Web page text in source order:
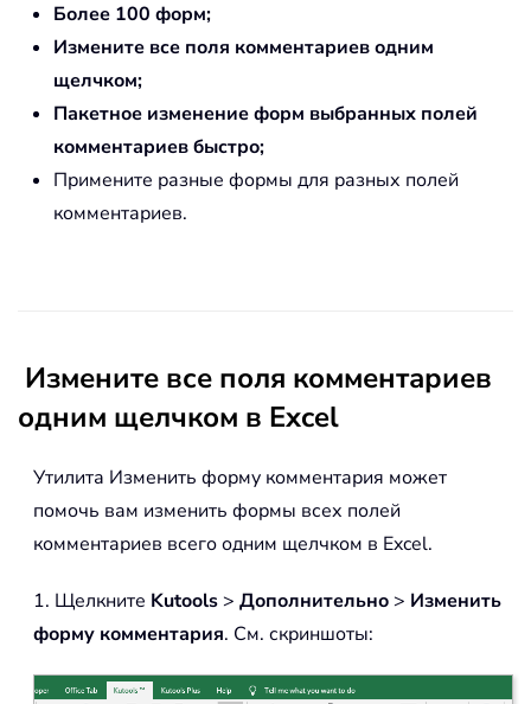
Более 100 форм;
Измените все поля комментариев одним
щелчком;
Пакетное изменение форм выбранных полей
комментариев быстро;
Примените разные формы для разных полей
комментариев.
Измените все поля комментариев
одним щелчком в Excel
Утилита Изменить форму комментария может
помочь вам изменить формы всех полей
комментариев всего одним щелчком в Excel.
1. Щелкните Kutools > Дополнительно > Изменить
форму комментария. См. скриншоты: